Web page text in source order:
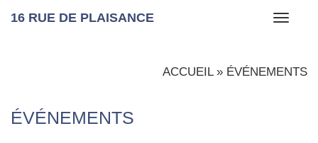
Toggle
16 RUE DE PLAISANCE
ACCUEIL» ÉVÉNEMENTS
ÉVÉNEMENTS